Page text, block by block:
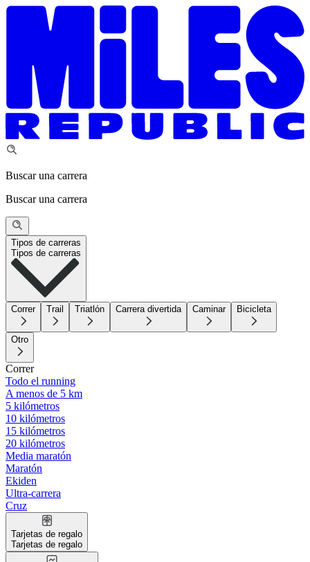
Buscar una carrera
Buscar una carrera
Tipos de carreras
Tipos de carreras
Correr Trail Triatlón Carrera divertida Caminar Bicicleta
Otro
Correr
Todo el running
A menos de 5 km
5 kilómetros
10 kilómetros
15 kilómetros
20 kilómetros
Media maratón
Maratón
Ekiden
Ultra-carrera
Cruz
Tarjetas de regalo
Tarjetas de regalo